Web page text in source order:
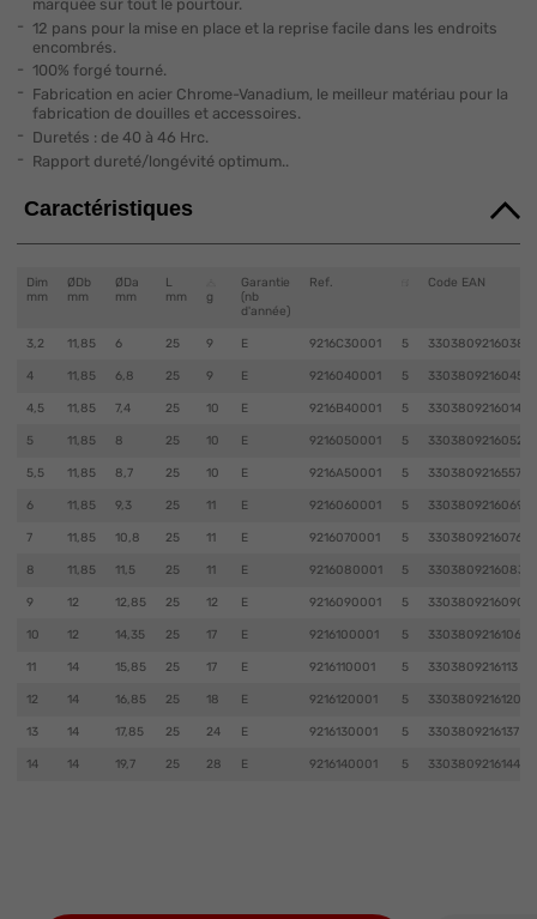
marquée sur tout le pourtour.
12 pans pour la mise en place et la reprise facile dans les endroits
encombrés.
100% forgé tourné.
Fabrication en acier Chrome-Vanadium, le meilleur matériau pour la
fabrication de douilles et accessoires.
Duretés : de 40 à 46 Hrc.
Rapport dureté/longévité optimum..
Caractéristiques
Dim
mm
ØDb
mm
ØDa
mm
L
mm
g
Garantie
(nb
d'année)
Ref. Code EAN
3,2 11,85 6 25 9 E 9216C30001 5 3303809216038
4 11,85 6,8 25 9 E 9216040001 5 3303809216045
4,5 11,85 7,4 25 10 E 9216B40001 5 3303809216014
5 11,85 8 25 10 E 9216050001 5 3303809216052
5,5 11,85 8,7 25 10 E 9216A50001 5 3303809216557
6 11,85 9,3 25 11 E 9216060001 5 3303809216069
7 11,85 10,8 25 11 E 9216070001 5 3303809216076
8 11,85 11,5 25 11 E 9216080001 5 3303809216083
9 12 12,85 25 12 E 9216090001 5 3303809216090
10 12 14,35 25 17 E 9216100001 5 3303809216106
11 14 15,85 25 17 E 9216110001 5 3303809216113
12 14 16,85 25 18 E 9216120001 5 3303809216120
13 14 17,85 25 24 E 9216130001 5 3303809216137
14 14 19,7 25 28 E 9216140001 5 3303809216144